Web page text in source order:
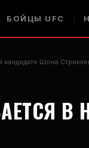
БОЙЦЫ UFC
Шона